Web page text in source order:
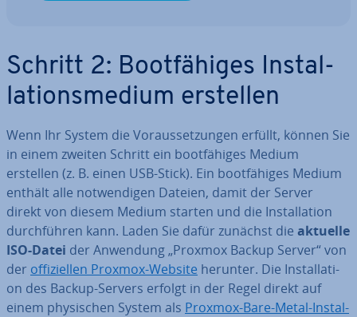
Schritt 2: Boot­fä­hi­ges In­stal­
la­ti­ons­me­di­um erstellen
Wenn Ihr System die Vor­aus­set­zun­gen erfüllt, können Sie
in einem zweiten Schritt ein boot­fä­hi­ges Medium
erstellen (z. B. einen USB-Stick). Ein boot­fä­hi­ges Medium
enthält alle not­wen­di­gen Dateien, damit der Server
direkt von diesem Medium starten und die In­stal­la­ti­on
durch­füh­ren kann. Laden Sie dafür zunächst die aktuelle
ISO-Datei der Anwendung „Proxmox Backup Server“ von
der of­fi­zi­el­len Proxmox-Website herunter. Die In­stal­la­ti­
on des Backup-Servers erfolgt in der Regel direkt auf
einem phy­si­schen System als Proxmox-Bare-Metal-In­stal­